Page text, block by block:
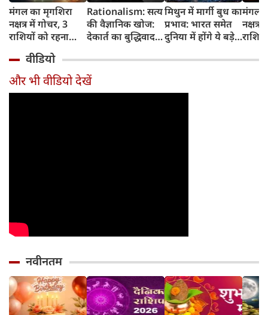
मंगल का मृगशिरा
नक्षत्र में गोचर, 3
राशियों को रहना
होगा 12 अगस्त तक
सावधान
Rationalism: सत्य
की वैज्ञानिक खोज:
देकार्त का बुद्धिवाद
का जन्म
मिथुन में मार्गी बुध का
प्रभाव: भारत समेत
दुनिया में होंगे ये बड़े
मंगल
नक्षत्र
किसे
वीडियो
और भी वीडियो देखें
नवीनतम